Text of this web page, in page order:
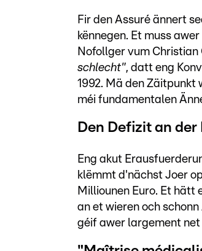
Fir den Assuré ännert
kënnegen. Et muss
Nofollger vum
schlecht", datt eng
1992. Mä den Zäitpunkt
méi fundamentalen
Den Defizit an
Eng akut
klëmmt d'nächst Joer
Milliounen Euro. Et hätt
an et wieren och
géif awer largement net